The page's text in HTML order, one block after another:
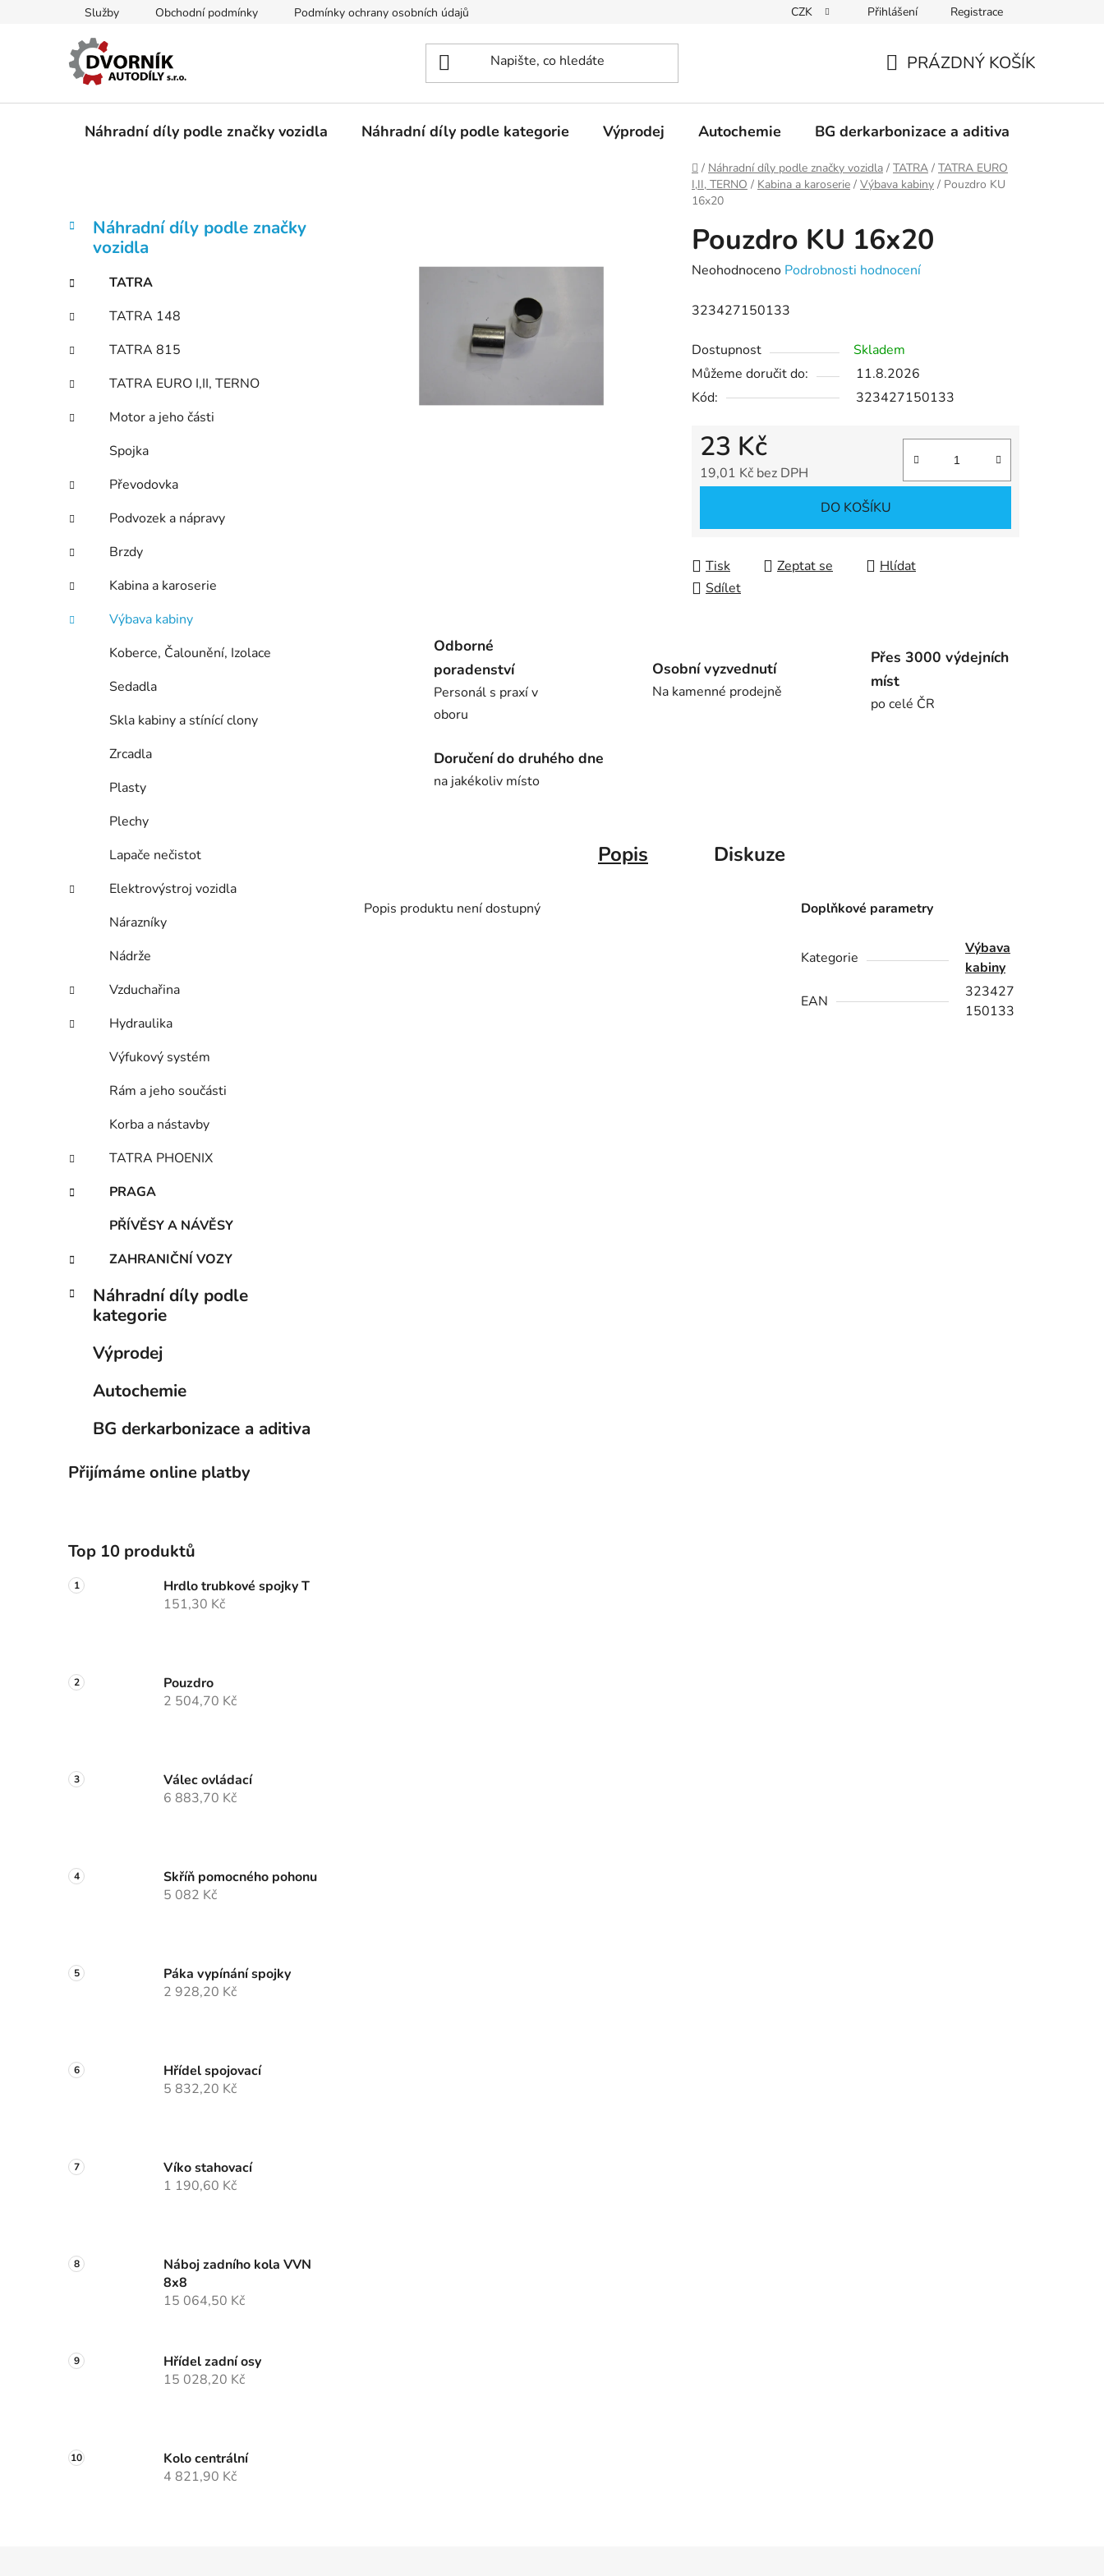
Služby Obchodní podmínky Podmínky ochrany osobních údajů CZK Přihlášení Registrace
KOŠÍK
PRÁZDNÝ KOŠÍK
Náhradní díly podle značky vozidla Náhradní díly podle kategorie Výprodej Autochemie BG derkarbonizace a aditiva
Domů
/ Náhradní díly podle značky vozidla / TATRA / TATRA EURO
I,II, TERNO / Kabina a karoserie / Výbava kabiny / Pouzdro KU
16x20
P
t
a
n
í
p
e
l
Přeskočit
kategorie
K
a
g
r
i
e
Náhradní díly podle značky
vozidla
TATRA
TATRA 148
TATRA 815
TATRA EURO I,II, TERNO
Motor a jeho části
Spojka
Převodovka
Podvozek a nápravy
Brzdy
Kabina a karoserie
Výbava kabiny
Koberce, Čalounění, Izolace
Sedadla
Skla kabiny a stínící clony
Zrcadla
Plasty
Plechy
Lapače nečistot
Elektrovýstroj vozidla
Nárazníky
Nádrže
Vzduchařina
Hydraulika
Výfukový systém
Rám a jeho součásti
Korba a nástavby
TATRA PHOENIX
PRAGA
PŘÍVĚSY A NÁVĚSY
ZAHRANIČNÍ VOZY
Náhradní díly podle
kategorie
Výprodej
Autochemie
BG derkarbonizace a aditiva
Přijímáme online platby
Top 10 produktů
Hrdlo trubkové spojky T
151,30 Kč
Pouzdro
2 504,70 Kč
Válec ovládací
6 883,70 Kč
Skříň pomocného pohonu
5 082 Kč
Páka vypínání spojky
2 928,20 Kč
Hřídel spojovací
5 832,20 Kč
Víko stahovací
1 190,60 Kč
Náboj zadního kola VVN
8x8
15 064,50 Kč
Hřídel zadní osy
15 028,20 Kč
Kolo centrální
4 821,90 Kč
Pouzdro KU 16x20
Průměrné
produktu
0,0
z
5
Neohodnoceno Podrobnosti hodnocení
323427150133
Dostupnost
Skladem
Můžeme doručit do:
11.8.2026
Kód:
323427150133
23 Kč
19,01 Kč bez DPH
DO KOŠÍKU
Tisk Zeptat se
Hlídat
Sdílet
Odborné
poradenství
Personál s praxí v
oboru
Osobní vyzvednutí
Na kamenné prodejně
Přes 3000 výdejních
míst
po celé ČR
Doručení do druhého dne
na jakékoliv místo
Popis Diskuze
Popis produktu není dostupný Doplňkové parametry
Kategorie
Výbava
kabiny
EAN
323427
150133